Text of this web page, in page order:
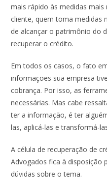
mais rápido às medidas
cliente, quem toma medidas
de alcançar o patrimônio do
recuperar o crédito.
Em todos os casos, o fato
informações sua empresa
cobrança. Por isso, as
necessárias. Mas cabe
ter a informação, é ter
las, aplicá-las e transformá-
A célula de recuperação de
Advogados fica à disposição
dúvidas sobre o tema.